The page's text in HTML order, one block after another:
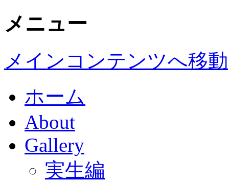
メニュー
メインコンテンツへ移動
ホーム
About
Gallery
実生編